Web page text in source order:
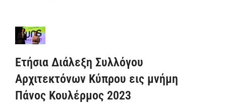
Ετήσια Διάλεξη Συλλόγου
Αρχιτεκτόνων Κύπρου εις μνήμη
Πάνος Κουλέρμος 2023